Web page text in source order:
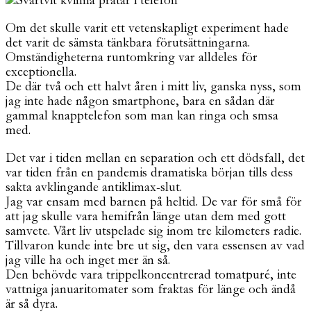
Om det skulle varit ett vetenskapligt experiment hade
det varit de sämsta tänkbara förutsättningarna.
Omständigheterna runtomkring var alldeles för
exceptionella.
De där två och ett halvt åren i mitt liv, ganska nyss, som
jag inte hade någon smartphone, bara en sådan där
gammal knapptelefon som man kan ringa och smsa
med.
Det var i tiden mellan en separation och ett dödsfall, det
var tiden från en pandemis dramatiska början tills dess
sakta avklingande antiklimax-slut.
Jag var ensam med barnen på heltid. De var för små för
att jag skulle vara hemifrån länge utan dem med gott
samvete. Vårt liv utspelade sig inom tre kilometers radie.
Tillvaron kunde inte bre ut sig, den vara essensen av vad
jag ville ha och inget mer än så.
Den behövde vara trippelkoncentrerad tomatpuré, inte
vattniga januaritomater som fraktas för länge och ändå
är så dyra.